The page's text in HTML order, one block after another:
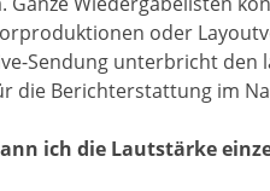
oder
Sendung unterbricht den
die Berichterstattung im
ich die Lautstärke